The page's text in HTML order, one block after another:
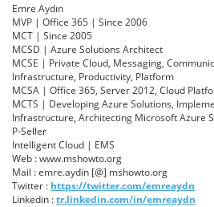
Emre Aydın
MVP | Office 365 | Since 2006
MCT | Since 2005
MCSD | Azure Solutions Architect
MCSE | Private Cloud, Messaging,
Infrastructure, Productivity, Platform
MCSA | Office 365, Server 2012, Cloud
MCTS | Developing Azure Solutions,
Infrastructure, Architecting Microsoft Azure
P-Seller
Intelligent Cloud | EMS
Web : www.mshowto.org
Mail : emre.aydin [@] mshowto.org
Twitter : https://twitter.com/emreaydn
Linkedin :tr.linkedin.com/in/emreaydn